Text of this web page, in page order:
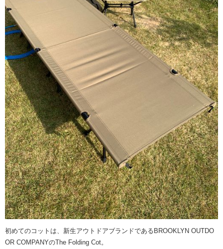
初めてのコットは、新生アウトドアブランドであるBROOKLYN OUTDO
OR COMPANYのThe Folding Cot。